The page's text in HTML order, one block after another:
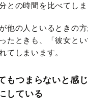
との時間を比べてしま
他の人といるときの
たときも、「彼女とい
てしまいます。
もつまらないと感
している